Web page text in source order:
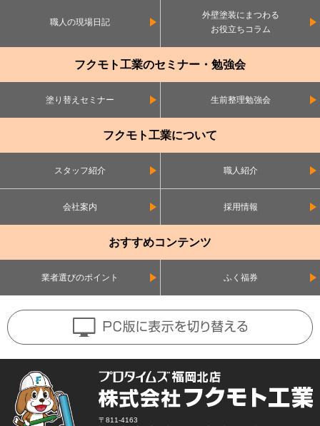
職人の現場日記
外壁塗装にまつわる
お役立ちコラム
フクモト工業のセミナー・勉強会
塗り替えセミナー 生前整理勉強会
フクモト工業について
スタッフ紹介 職人紹介
会社案内 採用情報
おすすめコンテンツ
業者選びのポイント ふく福券
〒811-4163